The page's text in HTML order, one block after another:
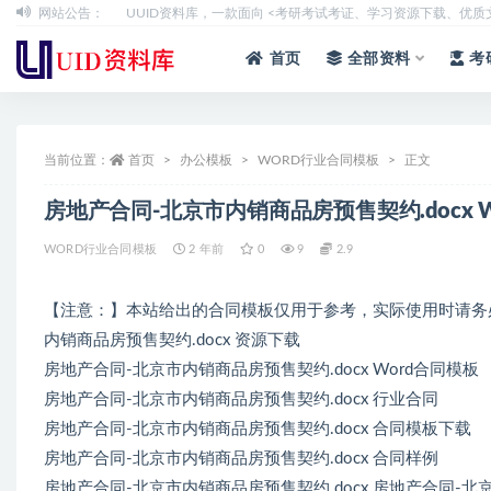
网站公告： UUID资料库，一款面向 <考研考试考证、学习资源下载、优
首页 全部资料 考
当前位置： 首页 办公模板 WORD行业合同模板 正文
房地产合同-北京市内销商品房预售契约.docx
WORD行业合同模板 2 年前 0 9 2.9
【注意：】本站给出的合同模板仅用于参考，实际使用时请
内销商品房预售契约.docx 资源下载
房地产合同-北京市内销商品房预售契约.docx Word合同模板
房地产合同-北京市内销商品房预售契约.docx 行业合同
房地产合同-北京市内销商品房预售契约.docx 合同模板下载
房地产合同-北京市内销商品房预售契约.docx 合同样例
全部